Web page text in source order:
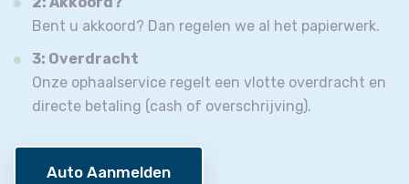
Bent u akkoord? Dan regelen we al het papierwerk.
3: Overdracht
Onze ophaalservice regelt een vlotte overdracht en
directe betaling (cash of overschrijving).
Auto Aanmelden